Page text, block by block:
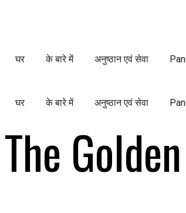
content
घर के बारे में अनुष्ठान एवं सेवा
घर के बारे में अनुष्ठान एवं सेवा
The